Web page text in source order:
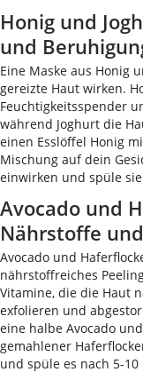
Honig und
und
Eine Maske aus Honig
gereizte Haut wirken.
Feuchtigkeitsspender
während Joghurt die
einen Esslöffel Honig
Mischung auf dein
einwirken und spüle
Avocado und
Nährstoffe
Avocado und
nährstoffreiches
Vitamine, die die Haut
exfolieren und
eine halbe Avocado
gemahlener
und spüle es nach 5-